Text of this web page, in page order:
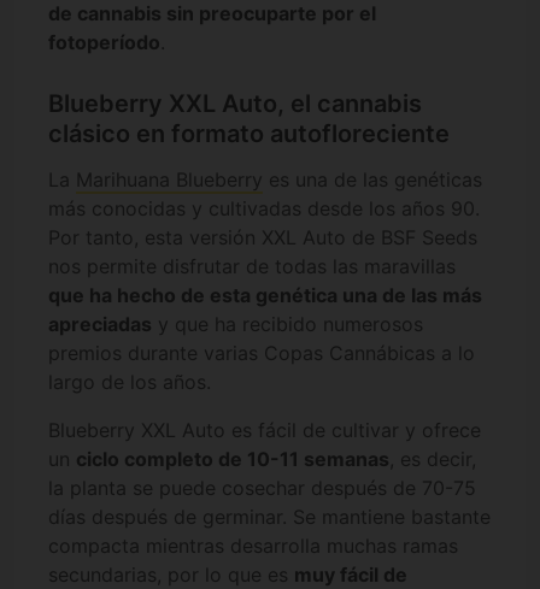
de cannabis sin preocuparte por el
fotoperíodo.
Blueberry XXL Auto, el cannabis
clásico en formato autofloreciente
La Marihuana Blueberry es una de las genéticas
más conocidas y cultivadas desde los años 90.
Por tanto, esta versión XXL Auto de BSF Seeds
nos permite disfrutar de todas las maravillas
que ha hecho de esta genética una de las más
apreciadas y que ha recibido numerosos
premios durante varias Copas Cannábicas a lo
largo de los años.
Blueberry XXL Auto es fácil de cultivar y ofrece
un ciclo completo de 10-11 semanas, es decir,
la planta se puede cosechar después de 70-75
días después de germinar. Se mantiene bastante
compacta mientras desarrolla muchas ramas
secundarias, por lo que es muy fácil de